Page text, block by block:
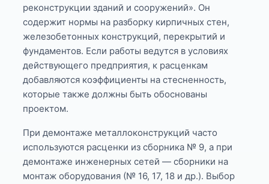
реконструкции зданий и сооружений». Он
содержит нормы на разборку кирпичных стен,
железобетонных конструкций, перекрытий и
фундаментов. Если работы ведутся в условиях
действующего предприятия, к расценкам
добавляются коэффициенты на стесненность,
которые также должны быть обоснованы
проектом.
При демонтаже металлоконструкций часто
используются расценки из сборника № 9, а при
демонтаже инженерных сетей — сборники на
монтаж оборудования (№ 16, 17, 18 и др.). Выбор